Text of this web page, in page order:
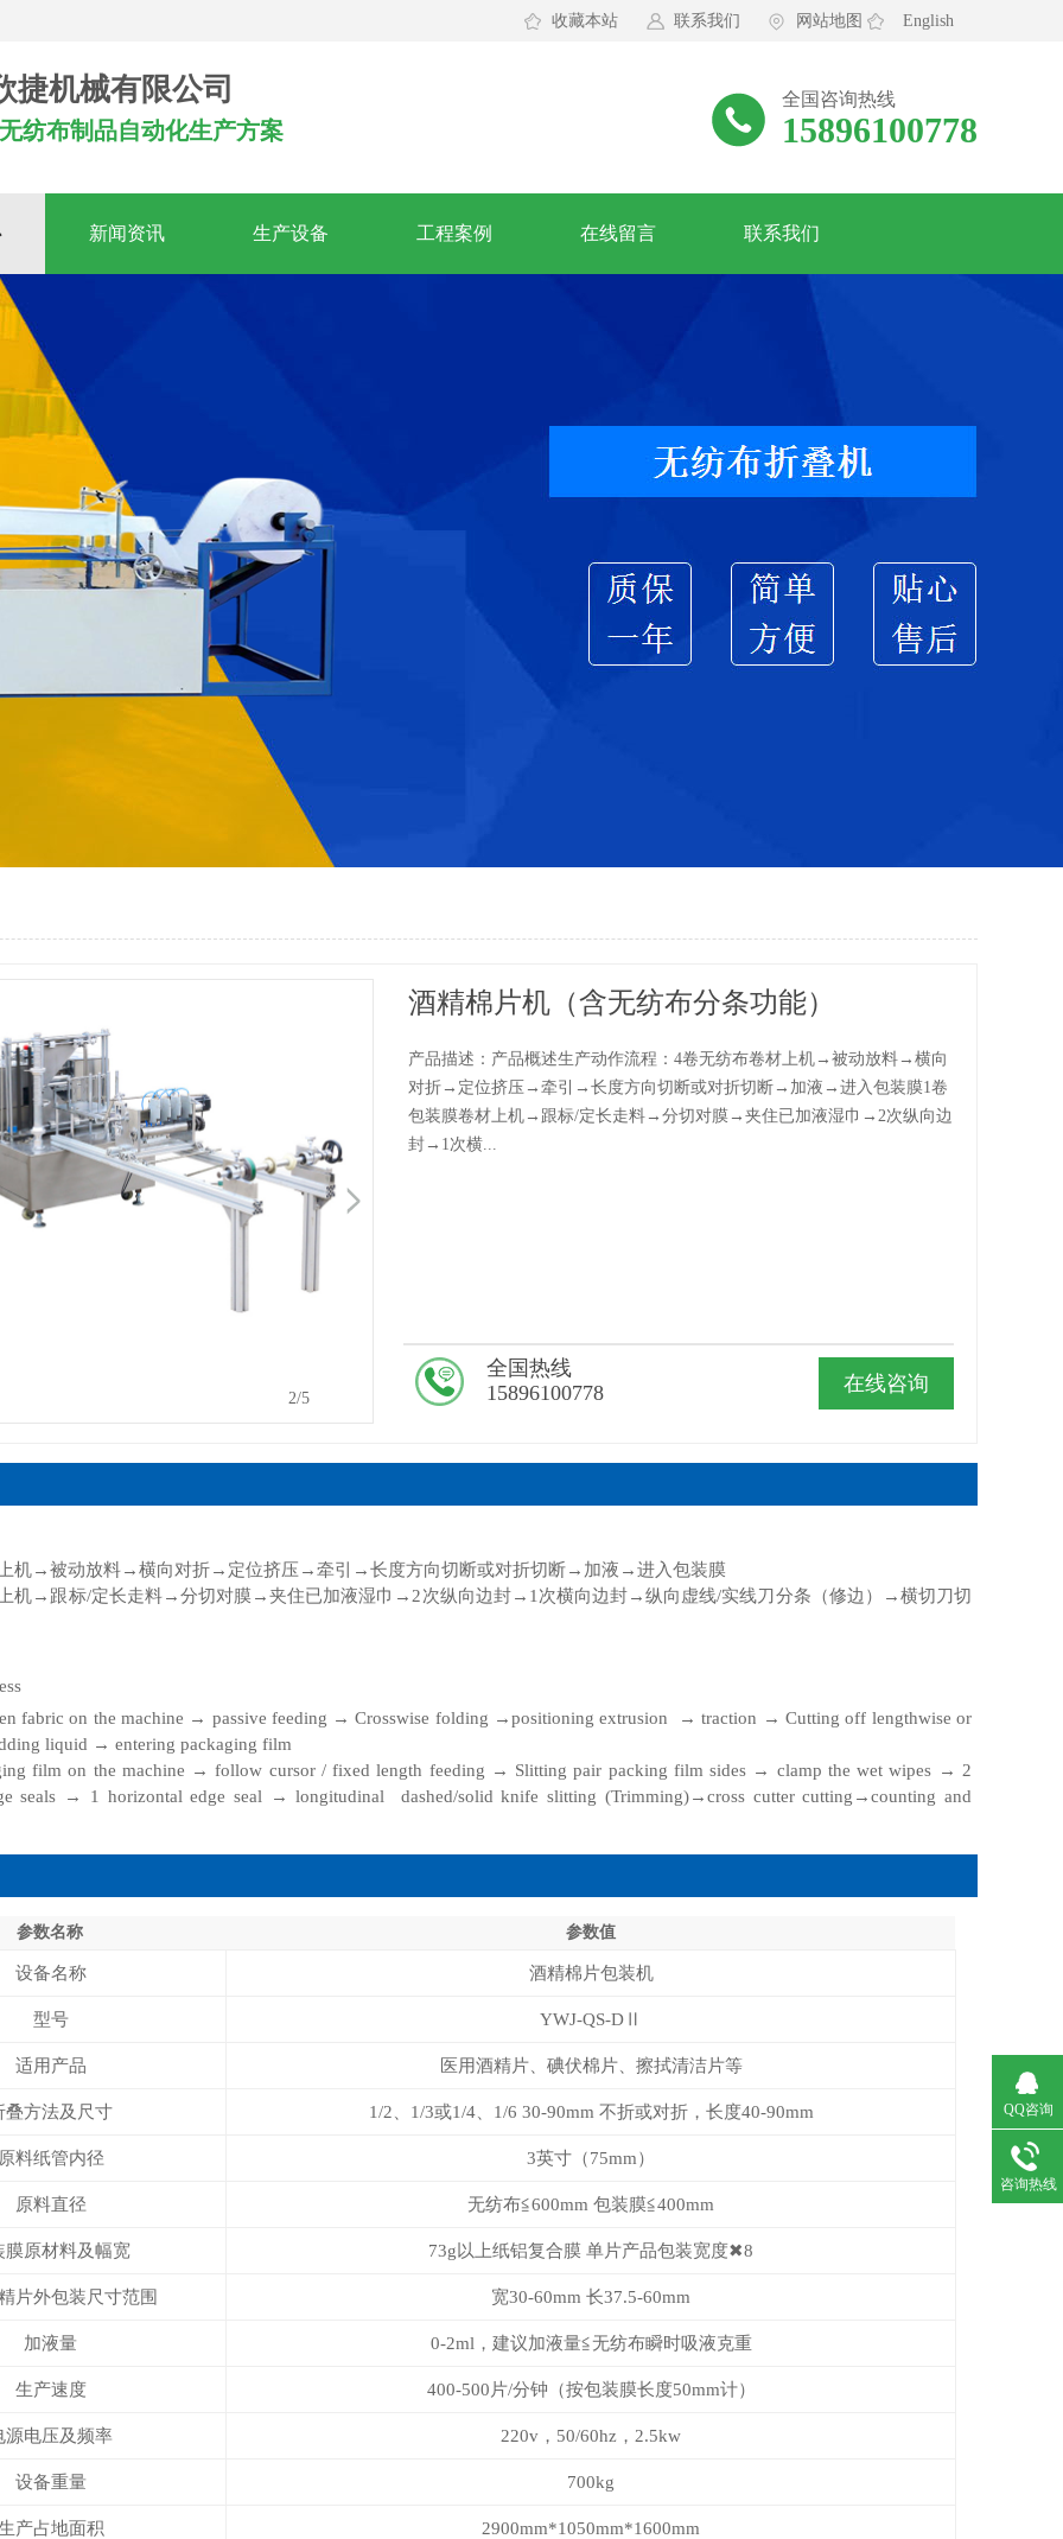
收藏本站 联系我们 网站地图 English
全国咨询热线
15896100778
捷机械有限公司
纺布制品自动化生产方案
新闻资讯 生产设备 工程案例 在线留言 联系我们
3/5
酒精棉片机（含无纺布分条功能）
产品描述：产品概述生产动作流程：4卷无纺布卷材上机→被动放料→横向
对折→定位挤压→牵引→长度方向切断或对折切断→加液→进入包装膜1卷
包装膜卷材上机→跟标/定长走料→分切对膜→夹住已加液湿巾→2次纵向边
封→1次横...
在线咨询
全国热线
15896100778
机→被动放料→横向对折→定位挤压→牵引→长度方向切断或对折切断→加液→进入包装膜
机→跟标/定长走料→分切对膜→夹住已加液湿巾→2次纵向边封→1次横向边封→纵向虚线/实线刀分条（修边）→横切刀切
fabric on the machine → passive feeding → Crosswise folding →positioning extrusion → traction → Cutting off lengthwise or
liquid → entering packaging film
film on the machine → follow cursor / fixed length feeding → Slitting pair packing film sides → clamp the wet wipes → 2
seals → 1 horizontal edge seal → longitudinal dashed/solid knife slitting (Trimming)→cross cutter cutting→counting and
参数名称 参数值
设备名称 酒精棉片包装机
型号 YWJ-QS-DⅡ
适用产品 医用酒精片、碘伏棉片、擦拭清洁片等
叠方法及尺寸 1/2、1/3或1/4、1/6 30-90mm 不折或对折，长度40-90mm
料纸管内径 3英寸（75mm）
原料直径 无纺布≦600mm 包装膜≦400mm
膜原材料及幅宽 73g以上纸铝复合膜 单片产品包装宽度✖8
片外包装尺寸范围 宽30-60mm 长37.5-60mm
加液量 0-2ml，建议加液量≦无纺布瞬时吸液克重
生产速度 400-500片/分钟（按包装膜长度50mm计）
源电压及频率 220v，50/60hz，2.5kw
设备重量 700kg
产占地面积 2900mm*1050mm*1600mm
QQ咨询
咨询热线